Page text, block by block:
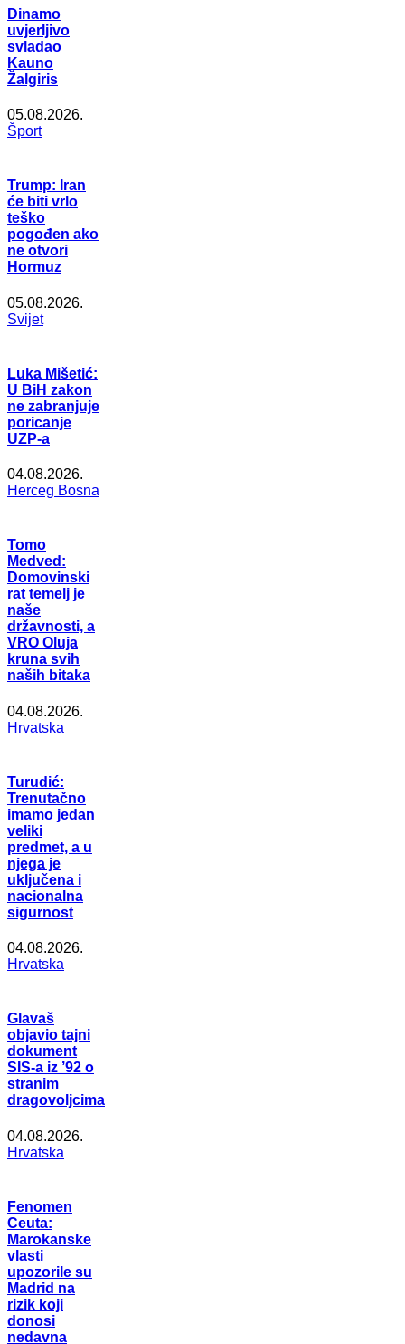
Dinamo
uvjerljivo
svladao
Kauno
Žalgiris
05.08.2026.
Šport
Trump: Iran
će biti vrlo
teško
pogođen ako
ne otvori
Hormuz
05.08.2026.
Svijet
Luka Mišetić:
U BiH zakon
ne zabranjuje
poricanje
UZP-a
04.08.2026.
Herceg Bosna
Tomo
Medved:
Domovinski
rat temelj je
naše
državnosti, a
VRO Oluja
kruna svih
naših bitaka
04.08.2026.
Hrvatska
Turudić:
Trenutačno
imamo jedan
veliki
predmet, a u
njega je
uključena i
nacionalna
sigurnost
04.08.2026.
Hrvatska
Glavaš
objavio tajni
dokument
SIS-a iz ’92 o
stranim
dragovoljcima
04.08.2026.
Hrvatska
Fenomen
Ceuta:
Marokanske
vlasti
upozorile su
Madrid na
rizik koji
donosi
nedavna